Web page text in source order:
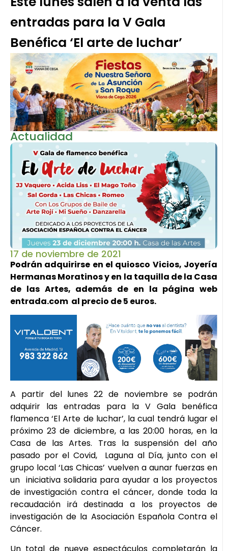
entradas para la V Gala
Benéfica ‘El arte de luchar’
Actualidad
17 de noviembre de 2021
Podrán adquirirse en el quiosco Vicios, Joyería
Hermanas Moratinos y en la taquilla de la Casa
de las Artes, además de en la página web
entrada.com al precio de 5 euros.
A partir del lunes 22 de noviembre se podrán
adquirir las entradas para la V Gala benéfica
flamenca ‘El Arte de luchar’, la cual tendrá lugar el
próximo 23 de diciembre, a las 20:00 horas, en la
Casa de las Artes. Tras la suspensión del año
pasado por el Covid, Laguna al Día, junto con el
grupo local ‘Las Chicas’ vuelven a aunar fuerzas en
un iniciativa solidaria para ayudar a los proyectos
de investigación contra el cáncer, donde toda la
recaudación irá destinada a los proyectos de
investigación de la Asociación Española Contra el
Cáncer.
Un total de nueve espectáculos completarán la